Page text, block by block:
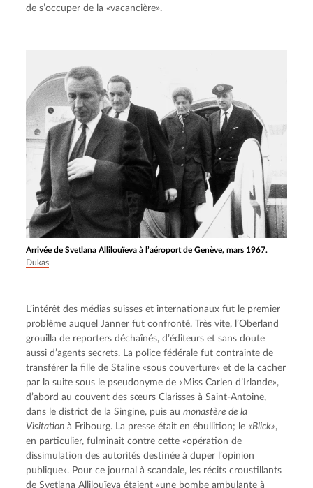
de s’occuper de la «vacancière».
Arrivée de Svetlana Allilouïeva à l’aéroport de Genève, mars 1967.
Dukas
L’intérêt des médias suisses et internationaux fut le premier
problème auquel Janner fut confronté. Très vite, l’Oberland
grouilla de reporters déchaînés, d’éditeurs et sans doute
aussi d’agents secrets. La police fédérale fut contrainte de
transférer la fille de Staline «sous couverture» et de la cacher
par la suite sous le pseudonyme de «Miss Carlen d’Irlande»,
d’abord au couvent des sœurs Clarisses à Saint-Antoine,
dans le district de la Singine, puis au monastère de la
Visitation à Fribourg. La presse était en ébullition; le «Blick»,
en particulier, fulminait contre cette «opération de
dissimulation des autorités destinée à duper l’opinion
publique». Pour ce journal à scandale, les récits croustillants
de Svetlana Allilouïeva étaient «une bombe ambulante à